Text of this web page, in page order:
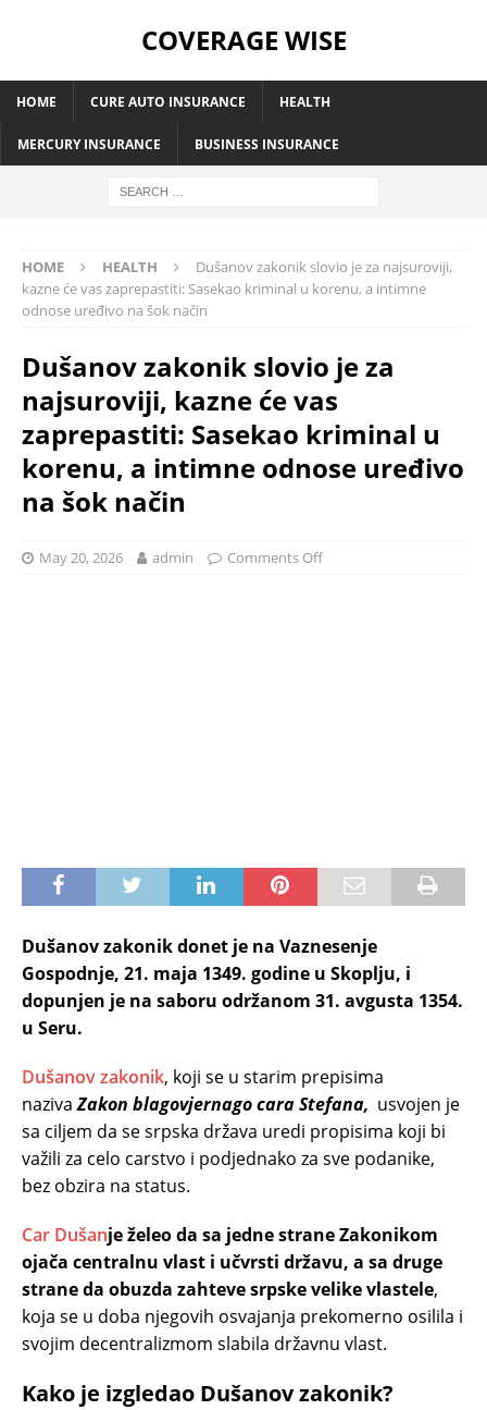
COVERAGE WISE
HOME CURE AUTO INSURANCE HEALTH
MERCURY INSURANCE BUSINESS INSURANCE
HOME HEALTH
Dušanov zakonik slovio je za najsuroviji,
kazne će vas zaprepastiti: Sasekao kriminal u korenu, a intimne
odnose uređivo na šok način
Dušanov zakonik slovio je za
najsuroviji, kazne će vas
zaprepastiti: Sasekao kriminal u
korenu, a intimne odnose uređivo
na šok način
May 20, 2026 admin Comments Off
Dušanov zakonik donet je na Vaznesenje
Gospodnje, 21. maja 1349. godine u Skoplju, i
dopunjen je na saboru održanom 31. avgusta 1354.
u Seru.
Dušanov zakonik, koji se u starim prepisima
nazivaZakon blagovjernago cara Stefana, usvojen je
sa ciljem da se srpska država uredi propisima koji bi
važili za celo carstvo i podjednako za sve podanike,
bez obzira na status.
Car Dušanje želeo da sa jedne strane Zakonikom
ojača centralnu vlast i učvrsti državu, a sa druge
strane da obuzda zahteve srpske velike vlastele,
koja se u doba njegovih osvajanja prekomerno osilila i
svojim decentralizmom slabila državnu vlast.
Kako je izgledao Dušanov zakonik?